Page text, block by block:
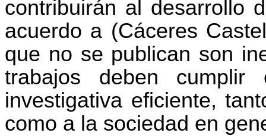
contribuirán al desarrollo
acuerdo a (Cáceres
que no se publican son
trabajos deben cumplir
investigativa eficiente,
como a la sociedad en